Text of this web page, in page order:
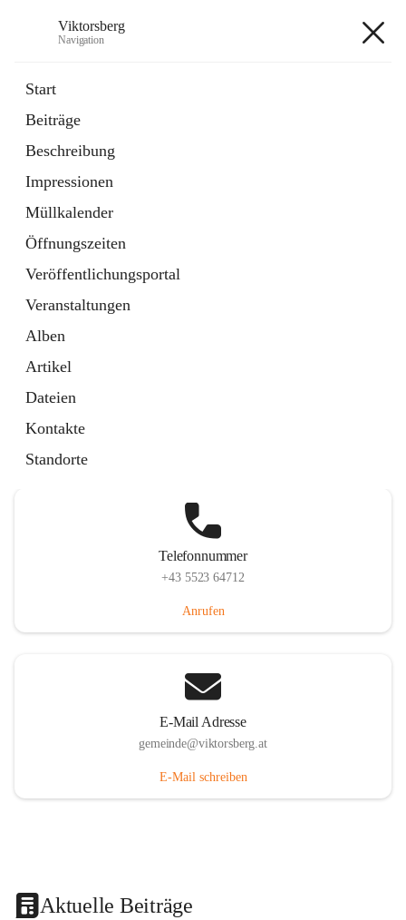
Viktorsberg
Navigation
Start
Beiträge
Beschreibung
Impressionen
Müllkalender
Öffnungszeiten
Veröffentlichungsportal
Veranstaltungen
Alben
Artikel
Dateien
Kontakte
Standorte
1 Schnellzugriff
Bürgerservice
10 Schnellzugriffe
Telefonnummer
+43 5523 64712
Anrufen
E-Mail Adresse
gemeinde@viktorsberg.at
E-Mail schreiben
Aktuelle Beiträge